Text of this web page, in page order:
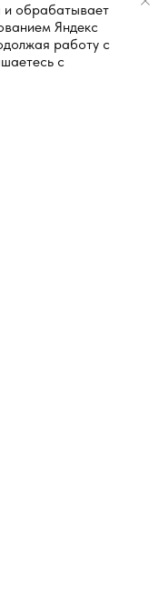
и обрабатывает
Яндекс
работу с
с